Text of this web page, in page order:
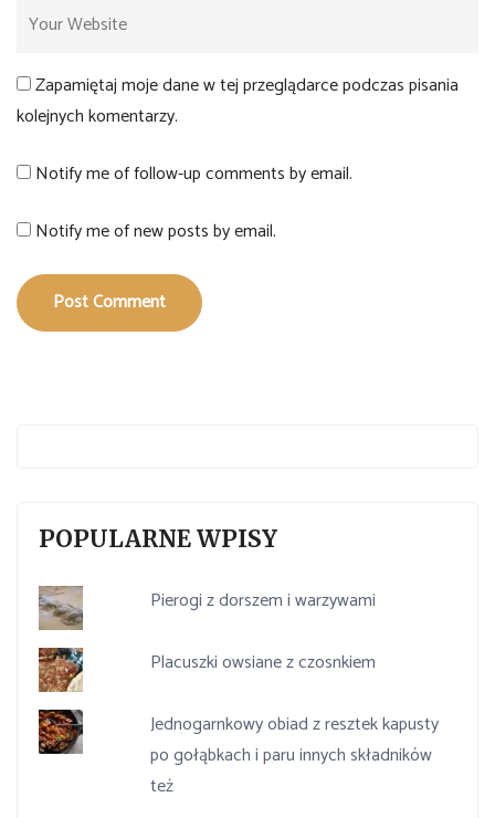
Zapamiętaj moje dane w tej przeglądarce podczas pisania
kolejnych komentarzy.
Notify me of follow-up comments by email.
Notify me of new posts by email.
Post Comment
POPULARNE WPISY
Pierogi z dorszem i warzywami
Placuszki owsiane z czosnkiem
Jednogarnkowy obiad z resztek kapusty
po gołąbkach i paru innych składników
też